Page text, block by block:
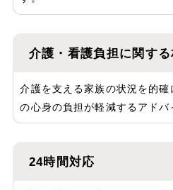
介護・看護負担に関す
介護を支える家族の状況を的
の心身の負担が軽減するアドバ
24時間対応